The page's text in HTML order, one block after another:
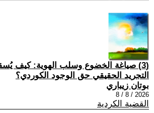
(3) صياغة الخضوع وسلب الهوية: كيف
التجريد الحقيقي حق الوجود الكوردي؟
بوتان زيباري
2026 / 8 / 8
القضية الكردية